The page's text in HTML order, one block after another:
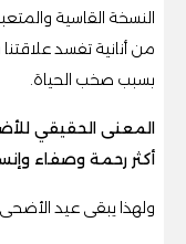
النسخة القاسية
من أنانية تفسد
بسبب صخب الحياة.
المعنى الحقيقي
أكثر رحمة وصفاء
ولهذا يبقى عيد